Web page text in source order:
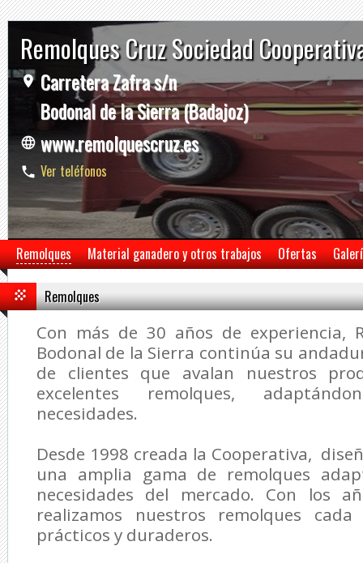
Remolques Cruz Sociedad
Carretera Zafra s/n
Bodonal de la Sierra (Badajoz)
www.remolquescruz.es
Ver teléfonos
Remolques Material ganadero y otros trabajos Ofertas
Remolques
Con más de 30 años de experiencia,
Bodonal de la Sierra continúa su
de clientes que avalan nuestros
excelentes remolques,
necesidades.
Desde 1998 creada la Cooperativa,
una amplia gama de remolques
necesidades del mercado. Con los
realizamos nuestros remolques
prácticos y duraderos.